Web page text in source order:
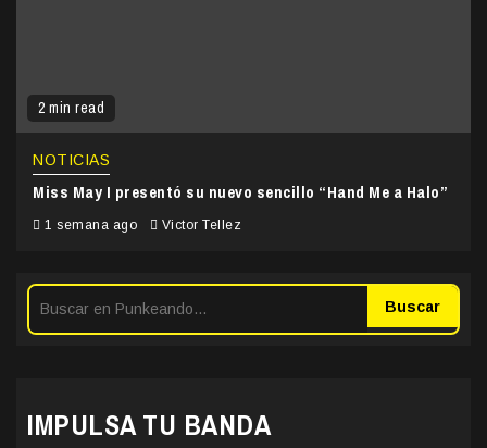
2 min read
NOTICIAS
Miss May I presentó su nuevo sencillo “Hand Me a Halo”
1 semana ago Victor Tellez
Buscar
IMPULSA TU BANDA